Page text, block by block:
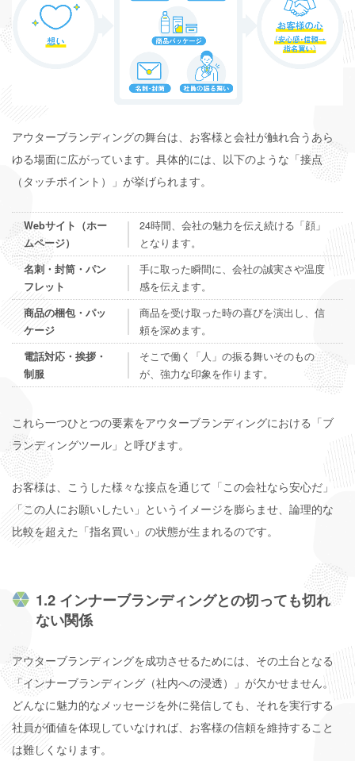
アウターブランディングの舞台は、お客様と会社が触れ合うあら
ゆる場面に広がっています。具体的には、以下のような「接点
（タッチポイント）」が挙げられます。
Webサイト（ホー
ムページ）
24時間、会社の魅力を伝え続ける「顔」
となります。
名刺・封筒・パン
フレット
手に取った瞬間に、会社の誠実さや温度
感を伝えます。
商品の梱包・パッ
ケージ
商品を受け取った時の喜びを演出し、信
頼を深めます。
電話対応・挨拶・
制服
そこで働く「人」の振る舞いそのもの
が、強力な印象を作ります。
これら一つひとつの要素をアウターブランディングにおける「ブ
ランディングツール」と呼びます。
お客様は、こうした様々な接点を通じて「この会社なら安心だ」
「この人にお願いしたい」というイメージを膨らませ、論理的な
比較を超えた「指名買い」の状態が生まれるのです。
1.2 インナーブランディングとの切っても切れ
ない関係
アウターブランディングを成功させるためには、その土台となる
「インナーブランディング（社内への浸透）」が欠かせません。
どんなに魅力的なメッセージを外に発信しても、それを実行する
社員が価値を体現していなければ、お客様の信頼を維持すること
は難しくなります。